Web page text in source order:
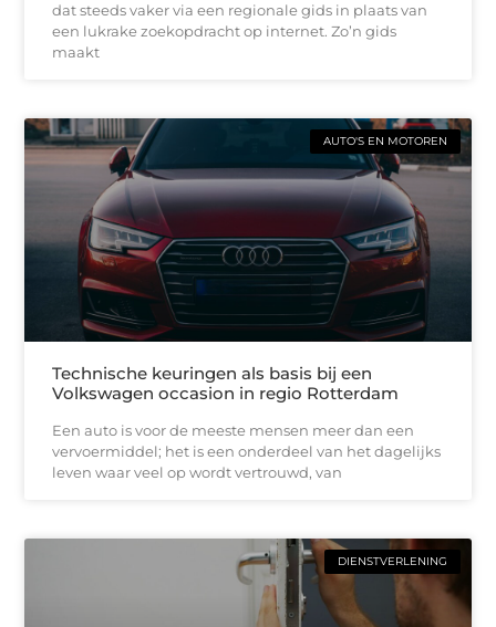
dat steeds vaker via een regionale gids in plaats van
een lukrake zoekopdracht op internet. Zo’n gids
maakt
AUTO'S EN MOTOREN
Technische keuringen als basis bij een
Volkswagen occasion in regio Rotterdam
Een auto is voor de meeste mensen meer dan een
vervoermiddel; het is een onderdeel van het dagelijks
leven waar veel op wordt vertrouwd, van
DIENSTVERLENING